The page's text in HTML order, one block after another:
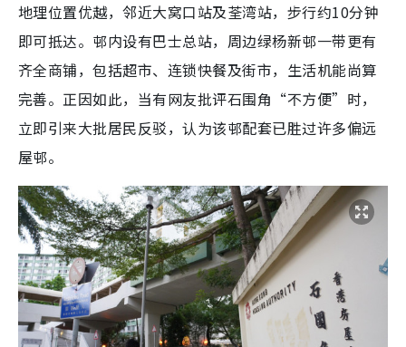
地理位置优越，邻近大窝口站及荃湾站，步行约10分钟
即可抵达。邨内设有巴士总站，周边绿杨新邨一带更有
齐全商铺，包括超市、连锁快餐及街市，生活机能尚算
完善。正因如此，当有网友批评石围角“不方便”时，
立即引来大批居民反驳，认为该邨配套已胜过许多偏远
屋邨。